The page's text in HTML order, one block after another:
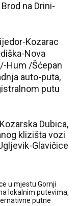
na Drini-
Kozarac
Nova
Hum /Šćepan
auto-puta,
putu
Dubica,
klizišta vozi
Glavičice
u mjestu Gornji
lokalnim putevima,
putne